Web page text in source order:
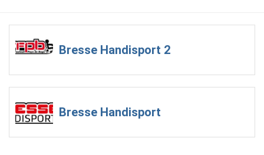
Bresse Handisport 2
Bresse Handisport